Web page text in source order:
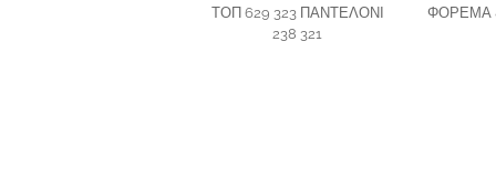
ΤΟΠ 629 323 ΠΑΝΤΕΛΟΝΙ
238 321
ΦΟΡΕΜΑ